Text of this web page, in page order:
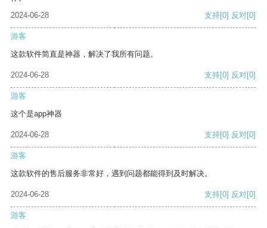
2024-06-28
支持[0] 反对[0]
游客
这款软件简直是神器，解决了我所有问题。
2024-06-28 支持[0] 反对[0]
游客
这个是app神器
2024-06-28 支持[0] 反对[0]
游客
这款软件的售后服务非常好，遇到问题都能得到及时解决。
2024-06-28 支持[0] 反对[0]
游客